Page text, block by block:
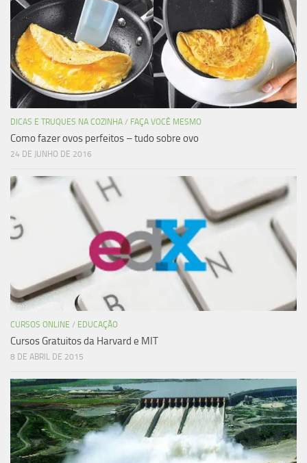
DICAS E TRUQUES NA COZINHA / FAÇA VOCÊ MESMO
Como fazer ovos perfeitos – tudo sobre ovo
24 DE JUNHO DE 2016
CURSOS ONLINE / EDUCAÇÃO
Cursos Gratuitos da Harvard e MIT
8 DE ABRIL DE 2015